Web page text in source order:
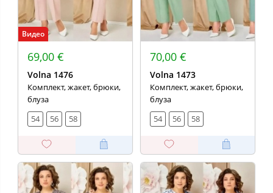
Видео
69,00 €
Volna 1476
Комплект, жакет, брюки,
блуза
54
56 58
70,00 €
Volna 1473
Комплект, жакет, брюки,
блуза
54
56 58